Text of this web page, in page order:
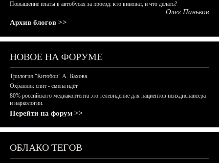
Повышение платы в автобусах за проезд: кто виноват, и что делать?
Олег Паньков
Архив блогов >>
НОВОЕ НА ФОРУМЕ
Трилогия "Китобои" А. Вахова.
Охранник спит - смена идёт
80% российского медиаконтента это телевидение для пациентов психдиспансера
и наркологии.
Перейти на форум >>
ОБЛАКО ТЕГОВ